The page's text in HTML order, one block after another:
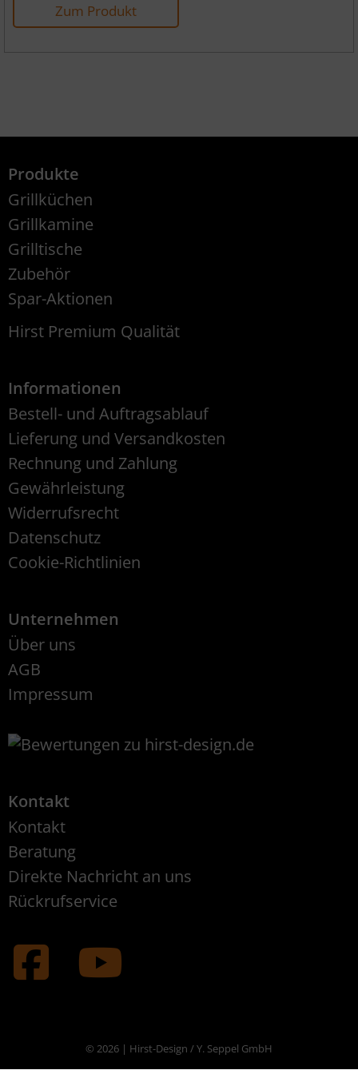
Zum Produkt
Produkte
Grillküchen
Grillkamine
Grilltische
Zubehör
Spar-Aktionen
Hirst Premium Qualität
Informationen
Bestell- und Auftragsablauf
Lieferung und Versandkosten
Rechnung und Zahlung
Gewährleistung
Widerrufsrecht
Datenschutz
Cookie-Richtlinien
Unternehmen
Über uns
AGB
Impressum
Kontakt
Kontakt
Beratung
Direkte Nachricht an uns
Rückrufservice
© 2026 | Hirst-Design / Y. Seppel GmbH